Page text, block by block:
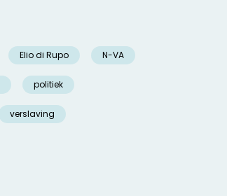
Elio di Rupo N-VA
politiek
verslaving